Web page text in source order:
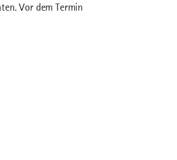
Vor dem Termin